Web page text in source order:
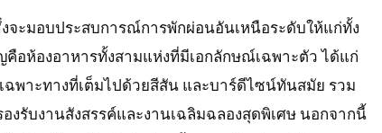
จะมอบประสบการณ์การพักผ่อนอันเหนือระดับให้แก่ทั้ง
อห้องอาหารทั้งสามแห่งที่มีเอกลักษณ์เฉพาะตัว ได้แก่
ฉพาะทางที่เต็มไปด้วยสีสัน และบาร์ดีไซน์ทันสมัย รวม
งรับงานสังสรรค์และงานเฉลิมฉลองสุดพิเศษ นอกจากนี้